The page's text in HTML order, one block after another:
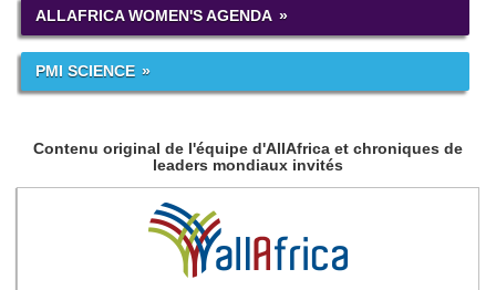
ALLAFRICA WOMEN'S AGENDA
PMI SCIENCE
Contenu original de l'équipe d'AllAfrica et chroniques de
leaders mondiaux invités